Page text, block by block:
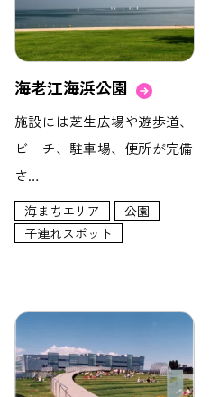
海老江海浜公園
施設には芝生広場や遊歩道、
ビーチ、駐車場、便所が完備
さ…
海まちエリア
公園
子連れスポット